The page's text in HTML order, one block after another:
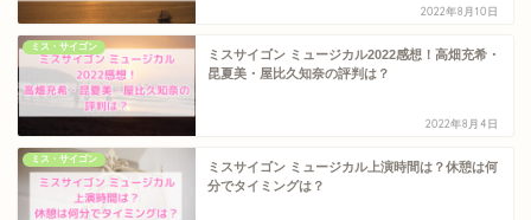
2022年8月10日
ミス・サイゴン
ミスサイゴン ミュージカル2022感想！高畑充希・
昆夏美・屋比久知奈の評判は？
2022年8月4日
ミス・サイゴン
ミスサイゴン ミュージカル上演時間は？休憩は何
分でタイミングは？